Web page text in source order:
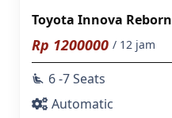
Toyota Innova Reborn
Rp 1200000 / 12 jam
airline_seat_recline_extra 6 -7 Seats
Automatic